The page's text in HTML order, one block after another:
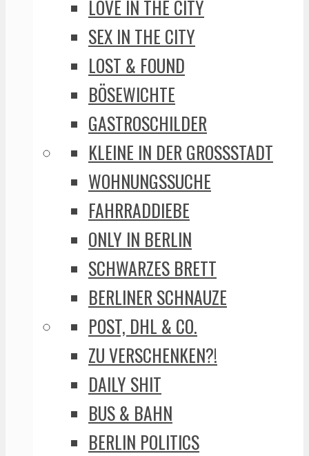
LOVE IN THE CITY
SEX IN THE CITY
LOST & FOUND
BÖSEWICHTE
GASTROSCHILDER
KLEINE IN DER GROSSSTADT
WOHNUNGSSUCHE
FAHRRADDIEBE
ONLY IN BERLIN
SCHWARZES BRETT
BERLINER SCHNAUZE
POST, DHL & CO.
ZU VERSCHENKEN?!
DAILY SHIT
BUS & BAHN
BERLIN POLITICS